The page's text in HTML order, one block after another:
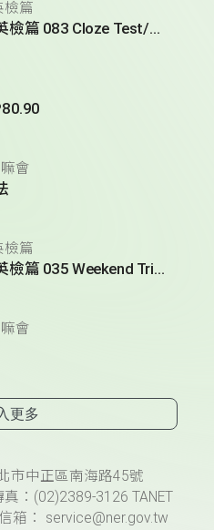
檢篇
超級英語通-英檢篇 083 Cloze Test/段落填空-13
會
檢篇
超級英語通-英檢篇 035 Weekend Trip- 週末旅遊
會
更多
市中正區南海路45號
：(02)2389-3126 TANET
箱： service@ner.gov.tw